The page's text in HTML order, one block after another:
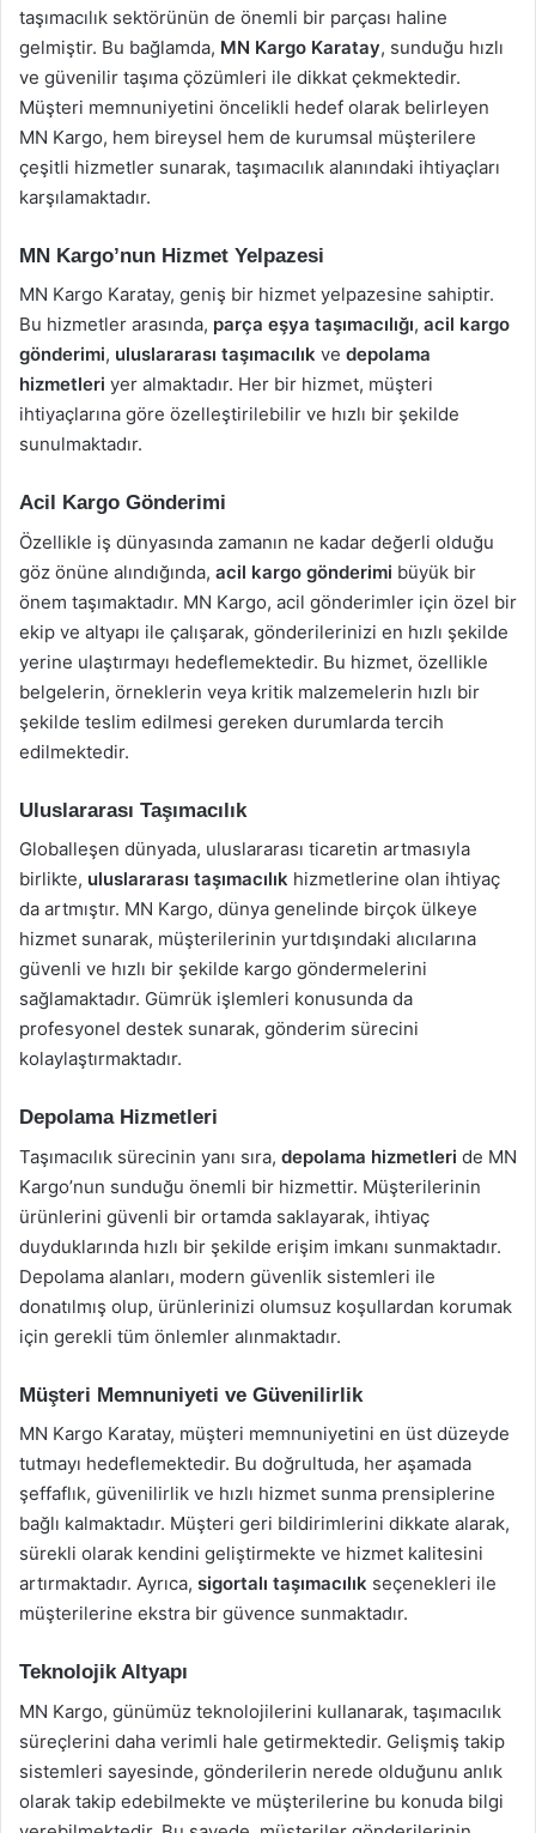
taşımacılık sektörünün de önemli bir parçası haline
gelmiştir. Bu bağlamda, MN Kargo Karatay, sunduğu hızlı
ve güvenilir taşıma çözümleri ile dikkat çekmektedir.
Müşteri memnuniyetini öncelikli hedef olarak belirleyen
MN Kargo, hem bireysel hem de kurumsal müşterilere
çeşitli hizmetler sunarak, taşımacılık alanındaki ihtiyaçları
karşılamaktadır.
MN Kargo’nun Hizmet Yelpazesi
MN Kargo Karatay, geniş bir hizmet yelpazesine sahiptir.
Bu hizmetler arasında, parça eşya taşımacılığı, acil kargo
gönderimi, uluslararası taşımacılık ve depolama
hizmetleri yer almaktadır. Her bir hizmet, müşteri
ihtiyaçlarına göre özelleştirilebilir ve hızlı bir şekilde
sunulmaktadır.
Acil Kargo Gönderimi
Özellikle iş dünyasında zamanın ne kadar değerli olduğu
göz önüne alındığında, acil kargo gönderimi büyük bir
önem taşımaktadır. MN Kargo, acil gönderimler için özel bir
ekip ve altyapı ile çalışarak, gönderilerinizi en hızlı şekilde
yerine ulaştırmayı hedeflemektedir. Bu hizmet, özellikle
belgelerin, örneklerin veya kritik malzemelerin hızlı bir
şekilde teslim edilmesi gereken durumlarda tercih
edilmektedir.
Uluslararası Taşımacılık
Globalleşen dünyada, uluslararası ticaretin artmasıyla
birlikte, uluslararası taşımacılık hizmetlerine olan ihtiyaç
da artmıştır. MN Kargo, dünya genelinde birçok ülkeye
hizmet sunarak, müşterilerinin yurtdışındaki alıcılarına
güvenli ve hızlı bir şekilde kargo göndermelerini
sağlamaktadır. Gümrük işlemleri konusunda da
profesyonel destek sunarak, gönderim sürecini
kolaylaştırmaktadır.
Depolama Hizmetleri
Taşımacılık sürecinin yanı sıra, depolama hizmetleri de MN
Kargo’nun sunduğu önemli bir hizmettir. Müşterilerinin
ürünlerini güvenli bir ortamda saklayarak, ihtiyaç
duyduklarında hızlı bir şekilde erişim imkanı sunmaktadır.
Depolama alanları, modern güvenlik sistemleri ile
donatılmış olup, ürünlerinizi olumsuz koşullardan korumak
için gerekli tüm önlemler alınmaktadır.
Müşteri Memnuniyeti ve Güvenilirlik
MN Kargo Karatay, müşteri memnuniyetini en üst düzeyde
tutmayı hedeflemektedir. Bu doğrultuda, her aşamada
şeffaflık, güvenilirlik ve hızlı hizmet sunma prensiplerine
bağlı kalmaktadır. Müşteri geri bildirimlerini dikkate alarak,
sürekli olarak kendini geliştirmekte ve hizmet kalitesini
artırmaktadır. Ayrıca, sigortalı taşımacılık seçenekleri ile
müşterilerine ekstra bir güvence sunmaktadır.
Teknolojik Altyapı
MN Kargo, günümüz teknolojilerini kullanarak, taşımacılık
süreçlerini daha verimli hale getirmektedir. Gelişmiş takip
sistemleri sayesinde, gönderilerin nerede olduğunu anlık
olarak takip edebilmekte ve müşterilerine bu konuda bilgi